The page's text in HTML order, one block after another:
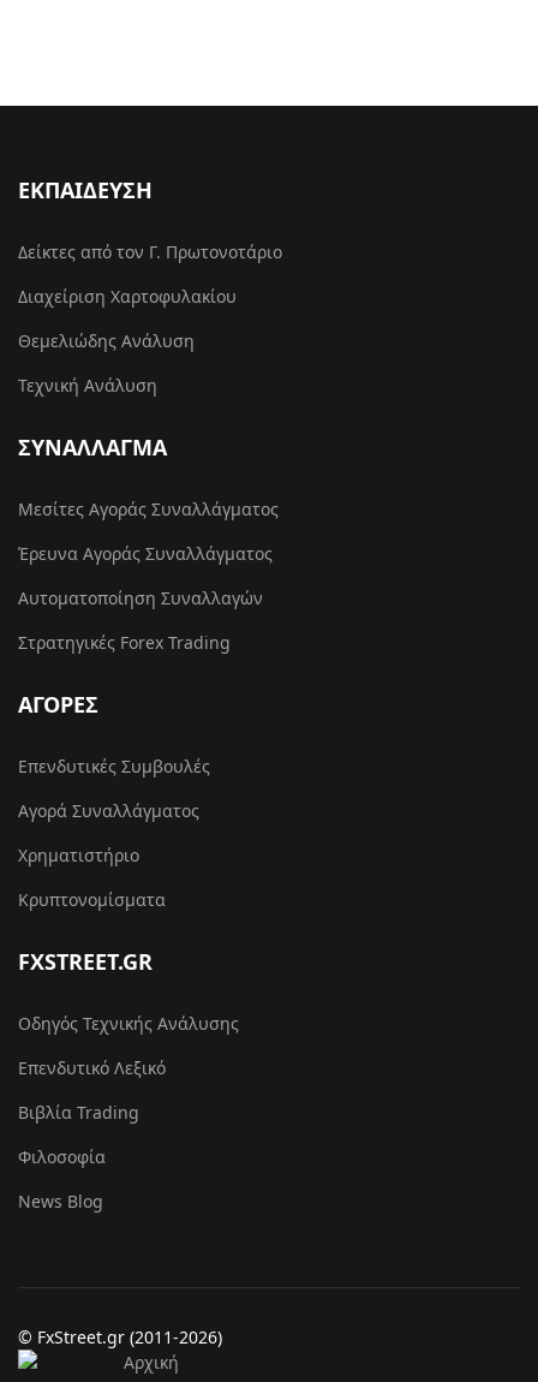
ΕΚΠΑΙΔΕΥΣΗ
Δείκτες από τον Γ. Πρωτονοτάριο
Διαχείριση Χαρτοφυλακίου
Θεμελιώδης Ανάλυση
Τεχνική Ανάλυση
ΣΥΝΑΛΛΑΓΜΑ
Μεσίτες Αγοράς Συναλλάγματος
Έρευνα Αγοράς Συναλλάγματος
Αυτοματοποίηση Συναλλαγών
Στρατηγικές Forex Trading
ΑΓΟΡΕΣ
Επενδυτικές Συμβουλές
Αγορά Συναλλάγματος
Χρηματιστήριο
Κρυπτονομίσματα
FXSTREET.GR
Οδηγός Τεχνικής Ανάλυσης
Επενδυτικό Λεξικό
Βιβλία Trading
Φιλοσοφία
News Blog
© FxStreet.gr (2011-2026)